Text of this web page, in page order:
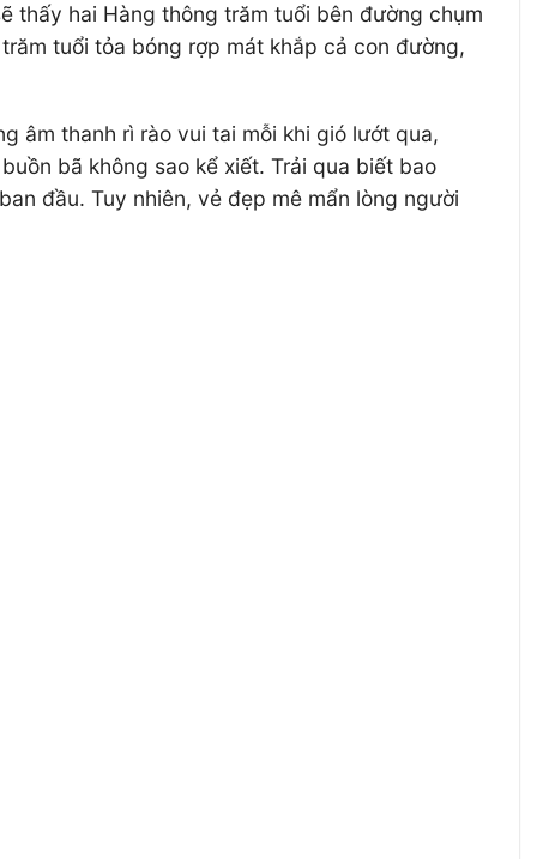
thấy hai Hàng thông trăm tuổi bên đường chụm
tuổi tỏa bóng rợp mát khắp cả con đường,
âm thanh rì rào vui tai mỗi khi gió lướt qua,
bã không sao kể xiết. Trải qua biết bao
đầu. Tuy nhiên, vẻ đẹp mê mẩn lòng người